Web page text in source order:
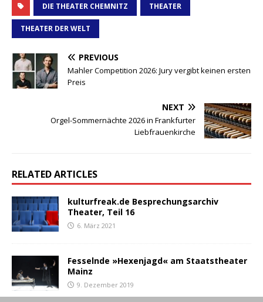
DIE THEATER CHEMNITZ THEATER
THEATER DER WELT
PREVIOUS
Mahler Competition 2026: Jury vergibt keinen ersten
Preis
NEXT
Orgel-Sommernächte 2026 in Frankfurter
Liebfrauenkirche
RELATED ARTICLES
kulturfreak.de Besprechungsarchiv
Theater, Teil 16
6. März 2021
Fesselnde »Hexenjagd« am Staatstheater
Mainz
9. Dezember 2019